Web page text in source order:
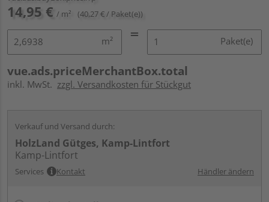
14,95 € / m² (40,27 € / Paket(e))
m² Paket(e)
vue.ads.priceMerchantBox.total
inkl. MwSt. zzgl. Versandkosten für Stückgut
Verkauf und Versand durch:
HolzLand Gütges, Kamp-Lintfort
Kamp-Lintfort
Services Kontakt Händler ändern